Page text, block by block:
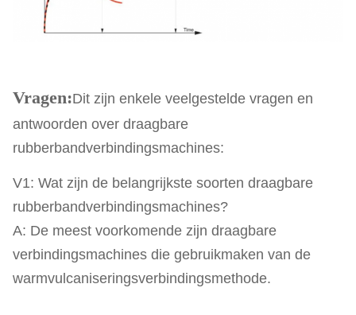
Vragen:Dit zijn enkele veelgestelde vragen en
antwoorden over draagbare
rubberbandverbindingsmachines:
V1: Wat zijn de belangrijkste soorten draagbare
rubberbandverbindingsmachines?
A: De meest voorkomende zijn draagbare
verbindingsmachines die gebruikmaken van de
warmvulcaniseringsverbindingsmethode.